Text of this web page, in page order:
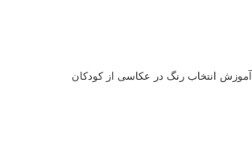
آموزش انتخاب رنگ در عکاسی از کودکان